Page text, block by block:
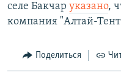
селе Бакчар указано,
компания "Алтай-
Поделиться